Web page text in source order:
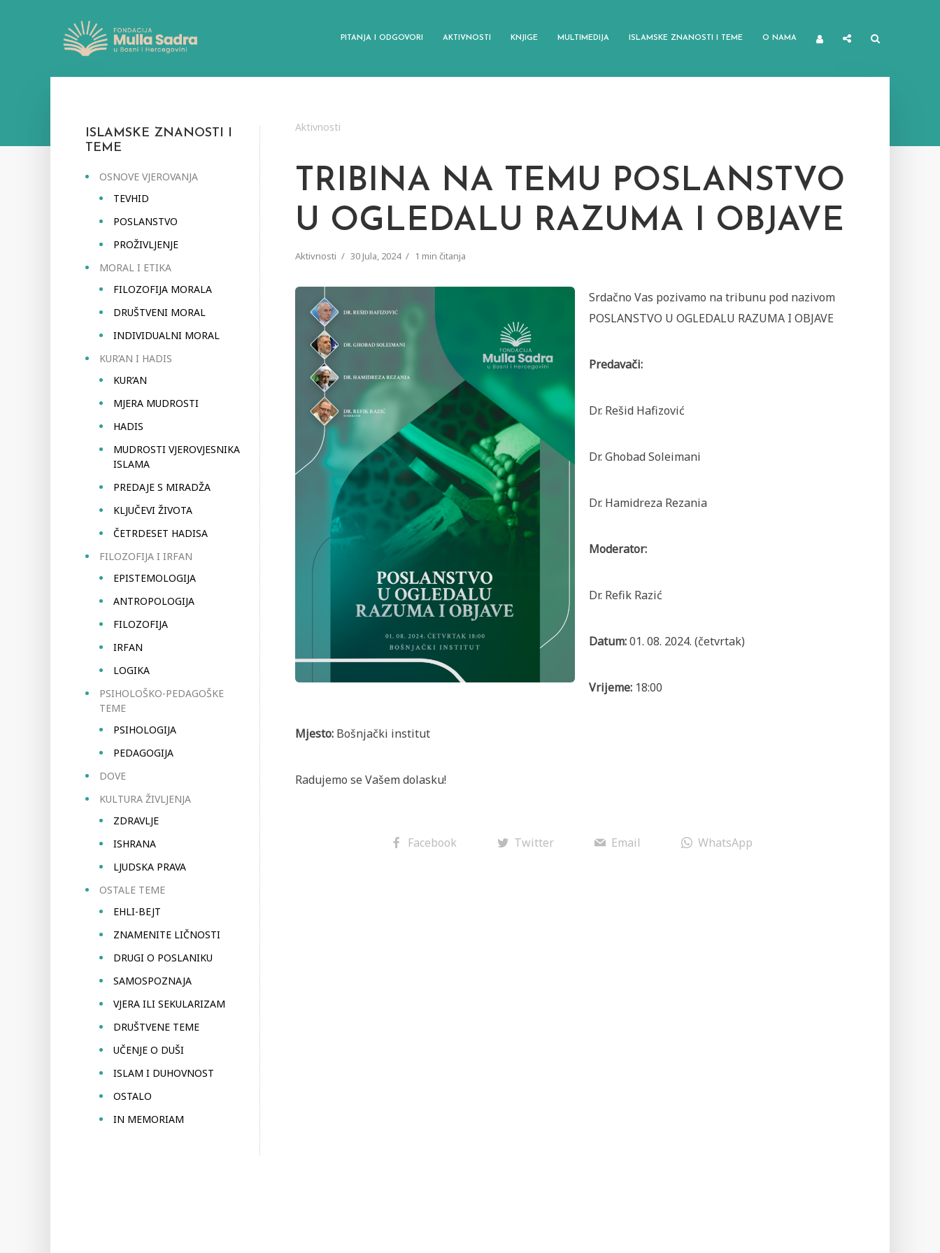
PITANJA I ODGOVORI AKTIVNOSTI KNJIGE MULTIMEDIJA ISLAMSKE ZNANOSTI I TEME O NAMA
ISLAMSKE ZNANOSTI I
TEME
OSNOVE VJEROVANJA
TEVHID
POSLANSTVO
PROŽIVLJENJE
MORAL I ETIKA
FILOZOFIJA MORALA
DRUŠTVENI MORAL
INDIVIDUALNI MORAL
KUR’AN I HADIS
KUR’AN
MJERA MUDROSTI
HADIS
MUDROSTI VJEROVJESNIKA
ISLAMA
PREDAJE S MIRADŽA
KLJUČEVI ŽIVOTA
ČETRDESET HADISA
FILOZOFIJA I IRFAN
EPISTEMOLOGIJA
ANTROPOLOGIJA
FILOZOFIJA
IRFAN
LOGIKA
PSIHOLOŠKO-PEDAGOŠKE
TEME
PSIHOLOGIJA
PEDAGOGIJA
DOVE
KULTURA ŽIVLJENJA
ZDRAVLJE
ISHRANA
LJUDSKA PRAVA
OSTALE TEME
EHLI-BEJT
ZNAMENITE LIČNOSTI
DRUGI O POSLANIKU
SAMOSPOZNAJA
VJERA ILI SEKULARIZAM
DRUŠTVENE TEME
UČENJE O DUŠI
ISLAM I DUHOVNOST
OSTALO
IN MEMORIAM
Aktivnosti
TRIBINA NA TEMU POSLANSTVO
U OGLEDALU RAZUMA I OBJAVE
Aktivnosti 30 Jula, 2024 1 min čitanja
Srdačno Vas pozivamo na tribunu pod nazivom
POSLANSTVO U OGLEDALU RAZUMA I OBJAVE
Predavači:
Dr. Rešid Hafizović
Dr. Ghobad Soleimani
Dr. Hamidreza Rezania
Moderator:
Dr. Refik Razić
Datum:01. 08. 2024. (četvrtak)
Vrijeme: 18:00
Mjesto: Bošnjački institut
Radujemo se Vašem dolasku!
Facebook Twitter Email WhatsApp